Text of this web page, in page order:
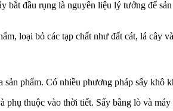
đầu rụng là nguyên liệu lý tưởng để
loại bỏ các tạp chất như đất cát, lá cây
phẩm. Có nhiều phương pháp sấy khô
thuộc vào thời tiết. Sấy bằng lò và